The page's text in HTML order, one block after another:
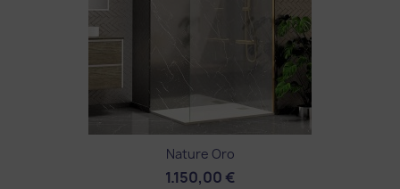
Nature Oro
1.150,00 €